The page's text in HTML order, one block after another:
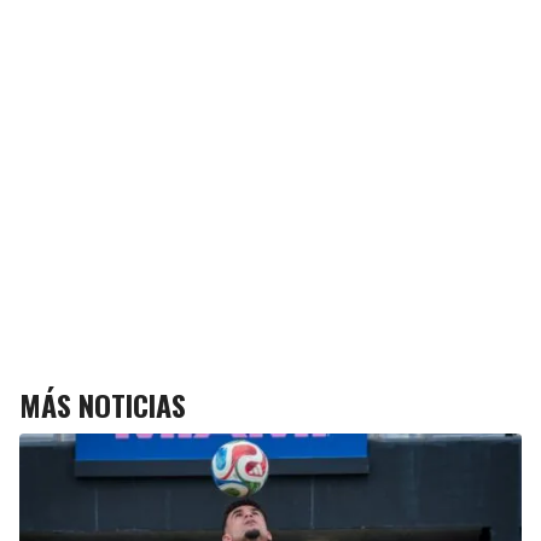
MÁS NOTICIAS